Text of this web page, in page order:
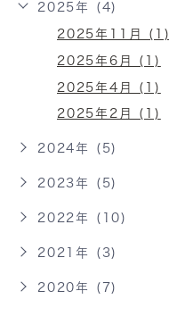
2025年 (4)
2025年11月 (1)
2025年6月 (1)
2025年4月 (1)
2025年2月 (1)
2024年 (5)
2023年 (5)
2022年 (10)
2021年 (3)
2020年 (7)